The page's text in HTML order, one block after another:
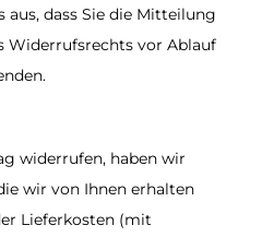
dass Sie die Mitteilung
Widerrufsrechts vor Ablauf
widerrufen, haben wir
wir von Ihnen erhalten
Lieferkosten (mit